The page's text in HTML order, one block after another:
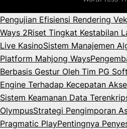
Pengujian Efisiensi Rendering
Ways 2Riset Tingkat Kestabilan
Live KasinoSistem Manajemen
Platform Mahjong Ways
Berbasis Gestur Oleh Tim PG Soft
Engine Terhadap Kecepatan
Sistem Keamanan Data
OlympusStrategi Pengimporan
Pragmatic PlayPentingnya